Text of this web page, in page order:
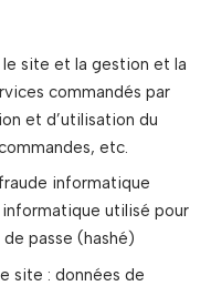
site et la gestion et la
commandés par
et d’utilisation du
etc.
informatique
utilisé pour
de passe (hashé)
site : données de